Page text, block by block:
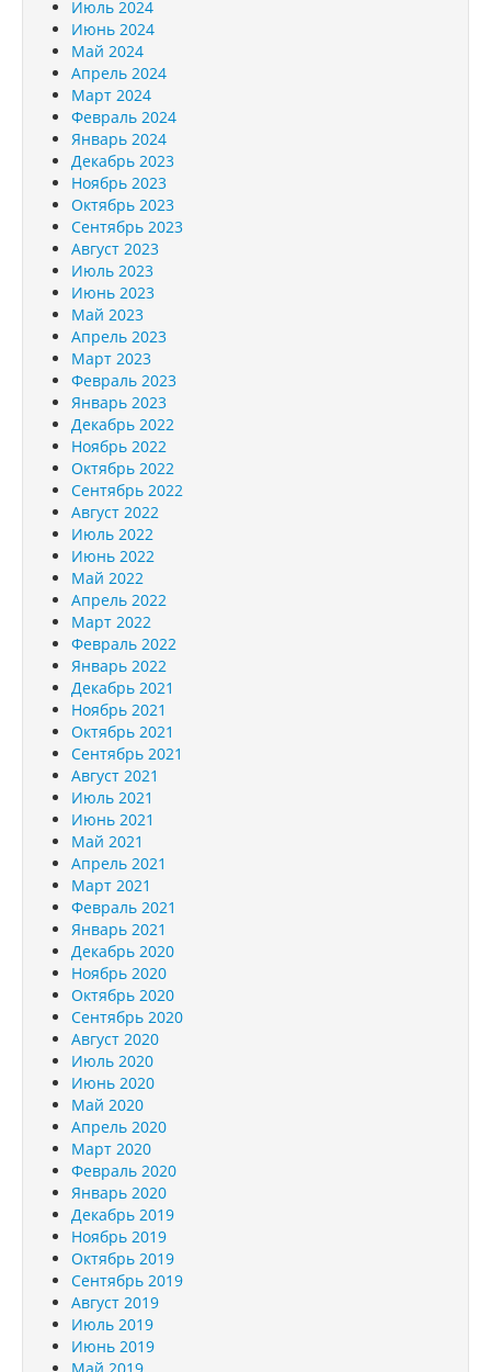
Июль 2024
Июнь 2024
Май 2024
Апрель 2024
Март 2024
Февраль 2024
Январь 2024
Декабрь 2023
Ноябрь 2023
Октябрь 2023
Сентябрь 2023
Август 2023
Июль 2023
Июнь 2023
Май 2023
Апрель 2023
Март 2023
Февраль 2023
Январь 2023
Декабрь 2022
Ноябрь 2022
Октябрь 2022
Сентябрь 2022
Август 2022
Июль 2022
Июнь 2022
Май 2022
Апрель 2022
Март 2022
Февраль 2022
Январь 2022
Декабрь 2021
Ноябрь 2021
Октябрь 2021
Сентябрь 2021
Август 2021
Июль 2021
Июнь 2021
Май 2021
Апрель 2021
Март 2021
Февраль 2021
Январь 2021
Декабрь 2020
Ноябрь 2020
Октябрь 2020
Сентябрь 2020
Август 2020
Июль 2020
Июнь 2020
Май 2020
Апрель 2020
Март 2020
Февраль 2020
Январь 2020
Декабрь 2019
Ноябрь 2019
Октябрь 2019
Сентябрь 2019
Август 2019
Июль 2019
Июнь 2019